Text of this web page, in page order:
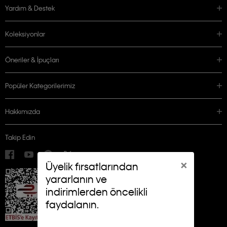
×
Üyelik fırsatlarından
yararlanın ve
indirimlerden öncelikli
faydalanın.
Yardım & Destek
Koleksiyonlar
Öneriler & İpuçları
Popüler Kategorilerimiz
Hakkımızda
Takip Edin